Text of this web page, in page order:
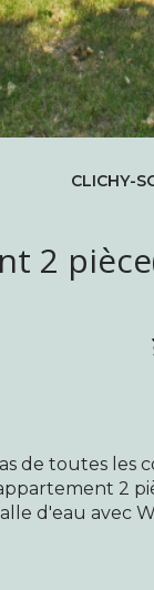
CLICHY-
de toutes les
2
d'eau avec